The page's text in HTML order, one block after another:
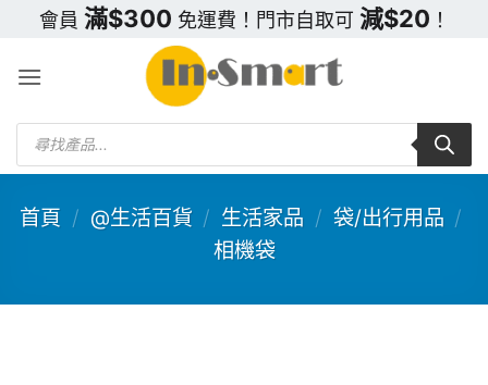
content
會員 滿$300 免運費！門市自取可 減$20 ！
Products
search
首頁 / @生活百貨 / 生活家品 / 袋/出行用品 /
相機袋